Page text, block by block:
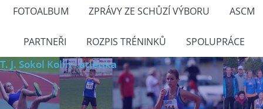
FOTOALBUM ZPRÁVY ZE SCHŮZÍ VÝBORU ASCM
PARTNEŘI ROZPIS TRÉNINKŮ SPOLUPRÁCE
T. J. Sokol Kolín - atletika